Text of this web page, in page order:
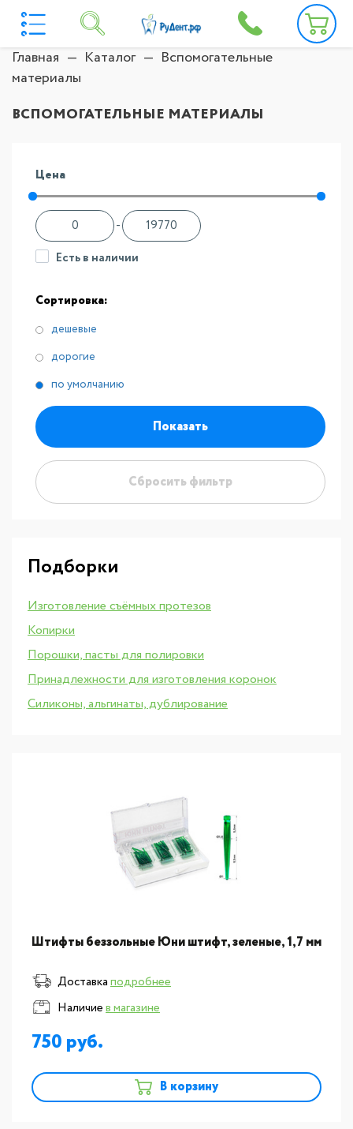
Главная Каталог
Вспомогательные
материалы
ВСПОМОГАТЕЛЬНЫЕ МАТЕРИАЛЫ
Цена
-
Есть в наличии
Сортировка:
дешевые
дорогие
по умолчанию
Показать
Сбросить фильтр
Подборки
Изготовление съёмных протезов
Копирки
Порошки, пасты для полировки
Принадлежности для изготовления коронок
Силиконы, альгинаты, дублирование
Штифты беззольные Юни штифт, зеленые, 1,7 мм
Доставкаподробнее
Наличиев магазине
750
В корзину